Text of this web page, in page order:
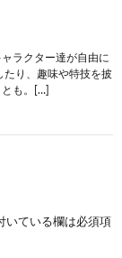
ラクター達が自由に
たり、趣味や特技を披
も。[…]
いている欄は必須項